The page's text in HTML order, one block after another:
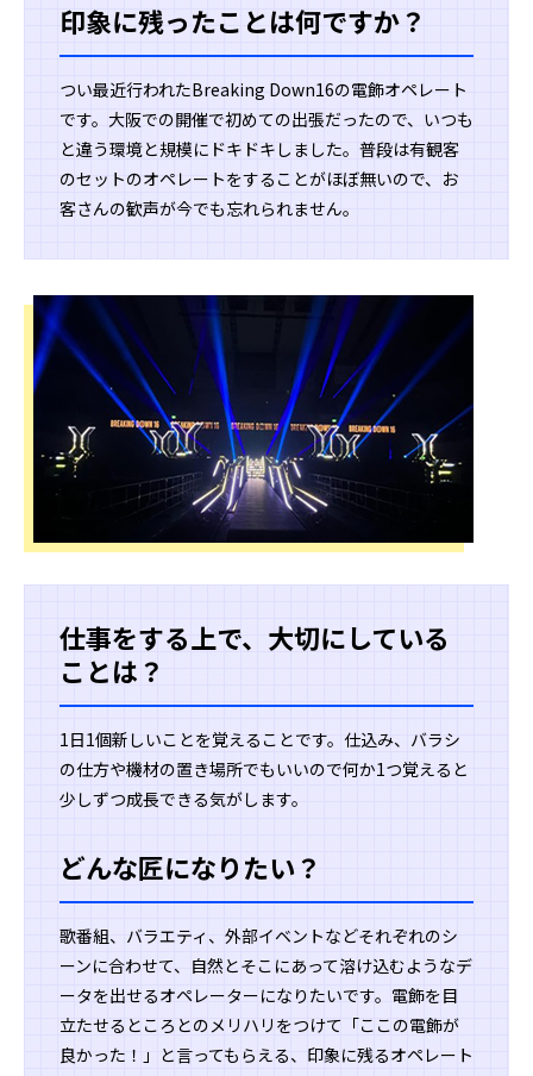
印象に残ったことは何ですか？
つい最近行われたBreaking Down16の電飾オペレート
です。大阪での開催で初めての出張だったので、いつも
と違う環境と規模にドキドキしました。普段は有観客
のセットのオペレートをすることがほぼ無いので、お
客さんの歓声が今でも忘れられません。
仕事をする上で、大切にしている
ことは？
1日1個新しいことを覚えることです。仕込み、バラシ
の仕方や機材の置き場所でもいいので何か1つ覚えると
少しずつ成長できる気がします。
どんな匠になりたい？
歌番組、バラエティ、外部イベントなどそれぞれのシ
ーンに合わせて、自然とそこにあって溶け込むようなデ
ータを出せるオペレーターになりたいです。電飾を目
立たせるところとのメリハリをつけて「ここの電飾が
良かった！」と言ってもらえる、印象に残るオペレート